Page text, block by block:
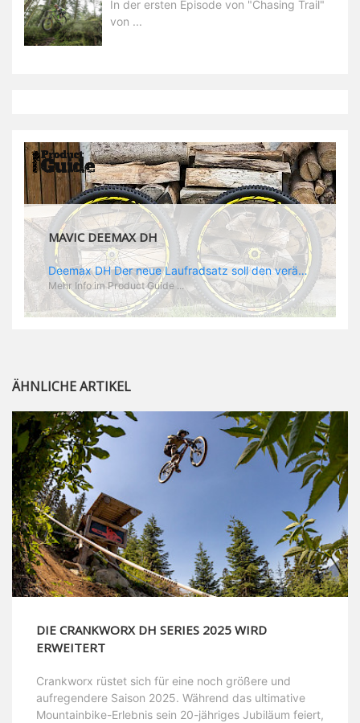
In der ersten Episode von "Chasing Trail"
von ...
MAVIC DEEMAX DH
Deemax DH Der neue Laufradsatz soll den veränderten Ansprüchen im Downhill Einsatz gerecht werden: die Geschwindigkeiten werden immer höher, die Kräfte, die aufs Material wirken ebenfalls. Damit steigen natürlich auch die Ansprüche der Fahrer ans Material. Das einzige, was eventuell niedriger wird, ist der Reifendruck. Somit ergibt sich der Anforderungskatalog an das Deemax-Update. Hier ist das Ergebnis: - der Laufradsatz bekam eine neue Felge mit 28 mm Innenbreite. Laut Scott Sharples ist das der beste Kompromiss aus Stabilität, Gewicht und Steifigkeit, vor allem aber passt diese Breite am besten zu den Reifen, die aktuell auf dem Markt sind und im Renneinsatz gefahren werden. Es gehe auch breite und schmaler, 28 mm hätten sich aber im Test als Optimum herausgestellt. - mit einem 4D-Fertigungsprozess wurde die Materialverteilung optimiert: Stabilität dort, wo sie erforderlich ist, Gewichtsersparnis da, wo es Sinn macht. Somit gibt Mavic eine GGewichtsersparnis von 15 % an, ohne an Stabilität einzubüßen - neue, ultraleichte „double butted“ Speichen und ein super effizienter Freilauf - Mavics bewährtes UST System für perfekte Kompatibilität mit Tubeless Reifen - Gewicht (Laufradset): 1944 g)
Mehr Info im Product Guide ...
ÄHNLICHE ARTIKEL
DIE CRANKWORX DH SERIES 2025 WIRD
ERWEITERT
Crankworx rüstet sich für eine noch größere und
aufregendere Saison 2025. Während das ultimative
Mountainbike-Erlebnis sein 20-jähriges Jubiläum feiert,